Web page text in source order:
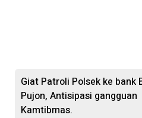
Giat Patroli Polsek ke bank
Pujon, Antisipasi gangguan
Kamtibmas.